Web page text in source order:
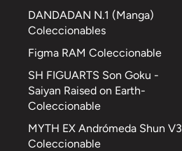
DANDADAN N.1 (Manga)
Coleccionables
Figma RAM Coleccionable
SH FIGUARTS Son Goku -
Saiyan Raised on Earth-
Coleccionable
MYTH EX Andrómeda Shun V3
Coleccionable